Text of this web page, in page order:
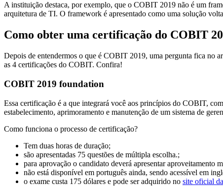
A instituição destaca, por exemplo, que o COBIT 2019 não é um
arquitetura de TI. O framework é apresentado como uma solução
Como obter uma certificação do COBIT
Depois de entendermos o que é COBIT 2019, uma pergunta fica no
as 4 certificações do COBIT. Confira!
COBIT 2019 foundation
Essa certificação é a que integrará você aos princípios do COBIT,
estabelecimento, aprimoramento e manutenção de um sistema de
Como funciona o processo de certificação?
Tem duas horas de duração;
são apresentadas 75 questões de múltipla escolha.;
para aprovação o candidato deverá apresentar aproveitamento
não está disponível em português ainda, sendo acessível em
o exame custa 175 dólares e pode ser adquirido no site oficial